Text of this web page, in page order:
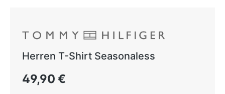
Herren T-Shirt Seasonaless
Regulärer Preis:
49,90 €